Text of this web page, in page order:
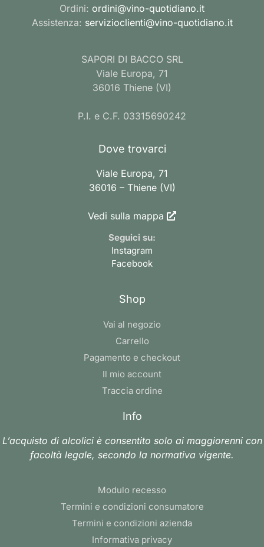
Ordini: ordini@vino-quotidiano.it
Assistenza: servizioclienti@vino-quotidiano.it
SAPORI DI BACCO SRL
Viale Europa, 71
36016 Thiene (VI)
P.I. e C.F. 03315690242
Dove trovarci
Viale Europa, 71
36016 – Thiene (VI)
Vedi sulla mappa
Seguici su:
Instagram
Facebook
Shop
Vai al negozio
Carrello
Pagamento e checkout
Il mio account
Traccia ordine
Info
L’acquisto di alcolici è consentito solo ai maggiorenni con
facoltà legale, secondo la normativa vigente.
Modulo recesso
Termini e condizioni consumatore
Termini e condizioni azienda
Informativa privacy